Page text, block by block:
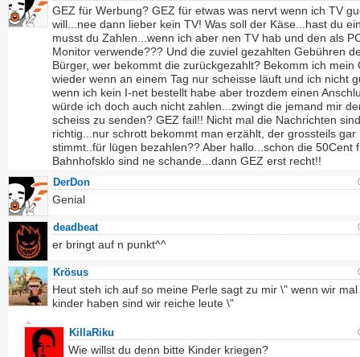
GEZ für Werbung? GEZ für etwas was nervt wenn ich TV
will...nee dann lieber kein TV! Was soll der Käse...hast du
musst du Zahlen...wenn ich aber nen TV hab und den als
Monitor verwende??? Und die zuviel gezahlten Gebühren
Bürger, wer bekommt die zurückgezahlt? Bekomm ich mein
wieder wenn an einem Tag nur scheisse läuft und ich nicht
wenn ich kein I-net bestellt habe aber trozdem einen
würde ich doch auch nicht zahlen...zwingt die jemand mir
scheiss zu senden? GEZ fail!! Nicht mal die Nachrichten sind
richtig...nur schrott bekommt man erzählt, der grossteils gar
stimmt..für lügen bezahlen?? Aber hallo...schon die 50Cent
Bahnhofsklo sind ne schande...dann GEZ erst recht!!
DerDon
Genial
deadbeat
er bringt auf n punkt^^
Krösus
Heut steh ich auf so meine Perle sagt zu mir \" wenn wir mal
kinder haben sind wir reiche leute \"
KillaRiku
Wie willst du denn bitte Kinder kriegen?